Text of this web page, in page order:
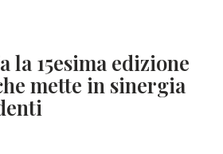
la 15esima edizione
mette in sinergia